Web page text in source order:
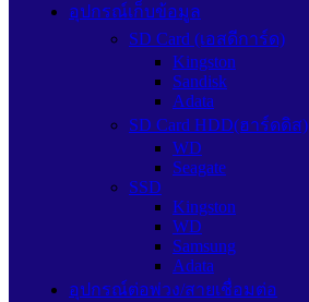
อุปกรณ์เก็บข้อมูล
SD Card (เอสดีการ์ด)
Kingston
Sandisk
Adata
SD Card HDD(ฮาร์ดดิส)
WD
Seagate
SSD
Kingston
WD
Samsung
Adata
อุปกรณ์ต่อพ่วง/สายเชื่อมต่อ